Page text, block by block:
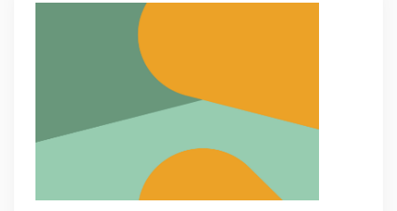
Mehr zu Editionstools am ZDE